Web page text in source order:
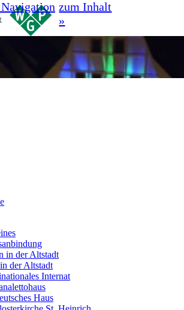
zum Inhalt
»
in der Altstadt
der Altstadt
Internat
Haus